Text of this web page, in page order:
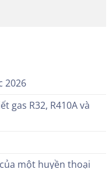
2026
gas R32, R410A và
một huyền thoại